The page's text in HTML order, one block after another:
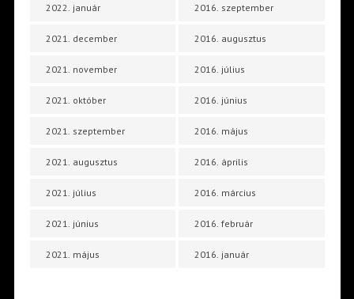
2022. január
2021. december
2021. november
2021. október
2021. szeptember
2021. augusztus
2021. július
2021. június
2021. május
2016. szeptember
2016. augusztus
2016. július
2016. június
2016. május
2016. április
2016. március
2016. február
2016. január